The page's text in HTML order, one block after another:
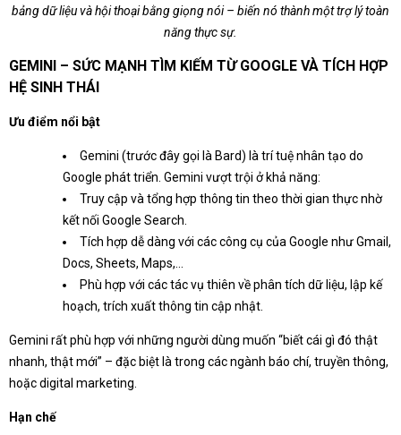
bảng dữ liệu và hội thoại bằng giọng nói – biến nó thành một trợ lý toàn
năng thực sự.
GEMINI – SỨC MẠNH TÌM KIẾM TỪ GOOGLE VÀ TÍCH HỢP
HỆ SINH THÁI
Ưu điểm nổi bật
Gemini (trước đây gọi là Bard) là trí tuệ nhân tạo do
Google phát triển. Gemini vượt trội ở khả năng:
Truy cập và tổng hợp thông tin theo thời gian thực nhờ
kết nối Google Search.
Tích hợp dễ dàng với các công cụ của Google như Gmail,
Docs, Sheets, Maps,...
Phù hợp với các tác vụ thiên về phân tích dữ liệu, lập kế
hoạch, trích xuất thông tin cập nhật.
Gemini rất phù hợp với những người dùng muốn “biết cái gì đó thật
nhanh, thật mới” – đặc biệt là trong các ngành báo chí, truyền thông,
hoặc digital marketing.
Hạn chế